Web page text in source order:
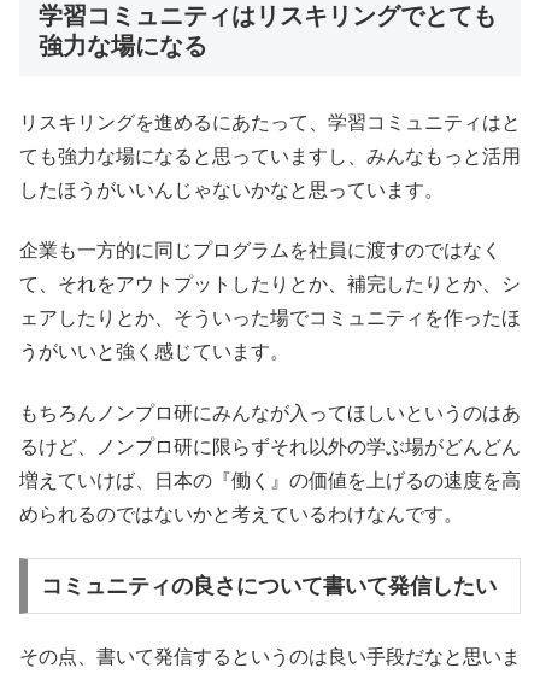
学習コミュニティはリスキリングでとても
強力な場になる
リスキリングを進めるにあたって、学習コミュニティはと
ても強力な場になると思っていますし、みんなもっと活用
したほうがいいんじゃないかなと思っています。
企業も一方的に同じプログラムを社員に渡すのではなく
て、それをアウトプットしたりとか、補完したりとか、シ
ェアしたりとか、そういった場でコミュニティを作ったほ
うがいいと強く感じています。
もちろんノンプロ研にみんなが入ってほしいというのはあ
るけど、ノンプロ研に限らずそれ以外の学ぶ場がどんどん
増えていけば、日本の『働く』の価値を上げるの速度を高
められるのではないかと考えているわけなんです。
コミュニティの良さについて書いて発信したい
その点、書いて発信するというのは良い手段だなと思いま